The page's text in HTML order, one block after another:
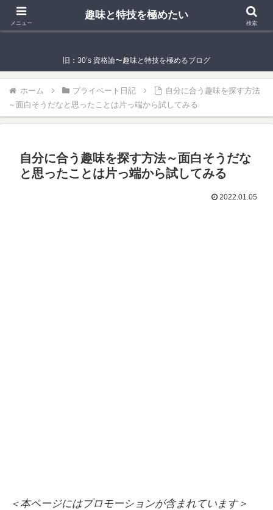
趣味と特技を極めたい
旧：30‘s 資格論〜趣味と特技を極めるブログ
ホーム プライベート日記
自分に合う趣味を探す方法
～面白そうだなと思ったことは片っ端から試してみる
自分に合う趣味を探す方法～面白そうだな
と思ったことは片っ端から試してみる
2022.01.05
＜本ページにはプロモーションが含まれています＞
メニュー
趣味と特技を極めたい
検索